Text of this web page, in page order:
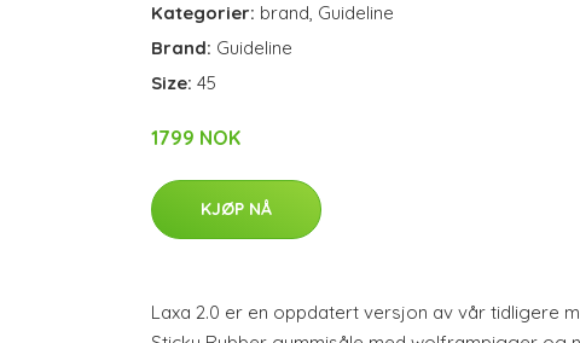
Kategorier: brand, Guideline
Brand: Guideline
Size: 45
1799 NOK
KJØP NÅ
Laxa 2.0 er en oppdatert versjon av vår tidligere